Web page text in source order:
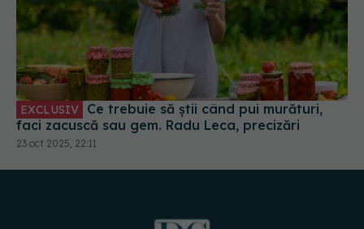
EXCLUSIV
Ce trebuie să știi când pui murături,
faci zacuscă sau gem. Radu Leca, precizări
23 oct 2025, 22:11